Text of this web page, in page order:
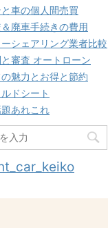
車の個人間売買
廃車手続きの費用
シェアリング業者比較
審査 オートローン
魅力とお得と節約
ドシート
あれこれ